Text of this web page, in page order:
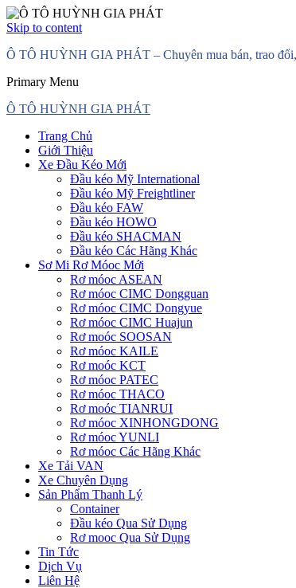
Skip to content
Ô TÔ HUỲNH GIA PHÁT – Chuyên mua bán, trao
Primary Menu
Ô TÔ HUỲNH GIA PHÁT
Trang Chủ
Giới Thiệu
Xe Đầu Kéo Mới
Đầu kéo Mỹ International
Đầu kéo Mỹ Freightliner
Đầu kéo FAW
Đầu kéo HOWO
Đầu kéo SHACMAN
Đầu kéo Các Hãng Khác
Sơ Mi Rơ Móoc Mới
Rơ móoc ASEAN
Rơ móoc CIMC Dongguan
Rơ móoc CIMC Dongyue
Rơ móoc CIMC Huajun
Rơ moóc SOOSAN
Rơ móoc KAILE
Rơ moóc KCT
Rơ móoc PATEC
Rơ móoc THACO
Rơ moóc TIANRUI
Rơ móoc XINHONGDONG
Rơ móoc YUNLI
Rơ móoc Các Hãng Khác
Xe Tải VAN
Xe Chuyên Dụng
Sản Phẩm Thanh Lý
Container
Đầu kéo Qua Sử Dụng
Rơ mooc Qua Sử Dụng
Tin Tức
Dịch Vụ
Liên Hệ